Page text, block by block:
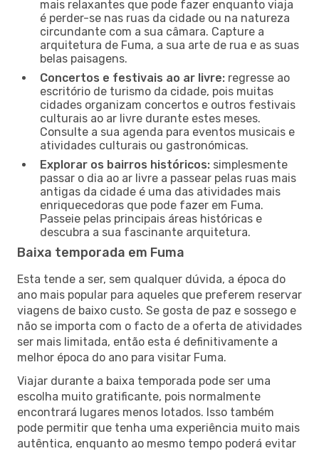
mais relaxantes que pode fazer enquanto viaja
é perder-se nas ruas da cidade ou na natureza
circundante com a sua câmara. Capture a
arquitetura de Fuma, a sua arte de rua e as suas
belas paisagens.
Concertos e festivais ao ar livre: regresse ao
escritório de turismo da cidade, pois muitas
cidades organizam concertos e outros festivais
culturais ao ar livre durante estes meses.
Consulte a sua agenda para eventos musicais e
atividades culturais ou gastronómicas.
Explorar os bairros históricos: simplesmente
passar o dia ao ar livre a passear pelas ruas mais
antigas da cidade é uma das atividades mais
enriquecedoras que pode fazer em Fuma.
Passeie pelas principais áreas históricas e
descubra a sua fascinante arquitetura.
Baixa temporada em Fuma
Esta tende a ser, sem qualquer dúvida, a época do
ano mais popular para aqueles que preferem reservar
viagens de baixo custo. Se gosta de paz e sossego e
não se importa com o facto de a oferta de atividades
ser mais limitada, então esta é definitivamente a
melhor época do ano para visitar Fuma.
Viajar durante a baixa temporada pode ser uma
escolha muito gratificante, pois normalmente
encontrará lugares menos lotados. Isso também
pode permitir que tenha uma experiência muito mais
autêntica, enquanto ao mesmo tempo poderá evitar